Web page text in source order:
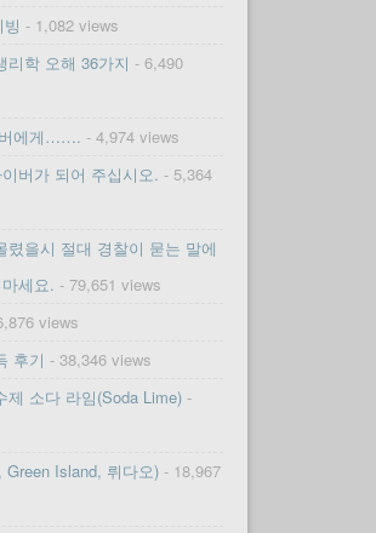
- 1,082 views
리학 오해 36가지 - 6,490
버에게……. - 4,974 views
버가 되어 주십시오. - 5,364
렸을시 절대 경찰이 묻는 말에
세요. - 79,651 views
views
후기 - 38,346 views
제 소다 라임(Soda Lime)-
Green Island, 뤼다오)- 18,967